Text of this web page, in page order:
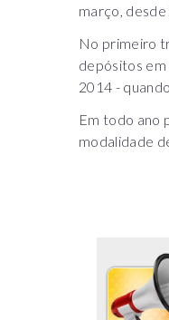
março,
No primeiro
depósitos
2014 -
Em todo ano
modalidade